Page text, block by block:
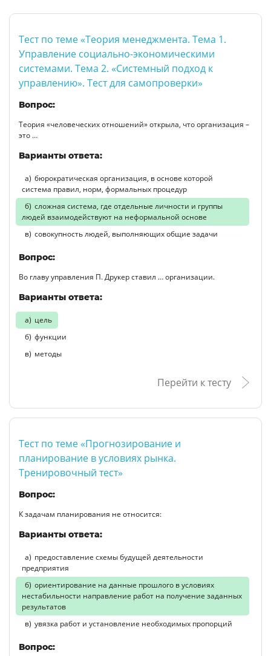
Тест по теме «Теория менеджмента. Тема 1.
Управление социально-экономическими
системами. Тема 2. «Системный подход к
управлению». Тест для самопроверки»
Вопрос:
Теория «человеческих отношений» открыла, что организация –
это …
Варианты ответа:
бюрократическая организация, в основе которой
система правил, норм, формальных процедур
сложная система, где отдельные личности и группы
людей взаимодействуют на неформальной основе
совокупность людей, выполняющих общие задачи
Вопрос:
Во главу управления П. Друкер ставил … организации.
Варианты ответа:
цель
функции
методы
Перейти к тесту
Тест по теме «Прогнозирование и
планирование в условиях рынка.
Тренировочный тест»
Вопрос:
К задачам планирования не относится:
Варианты ответа:
предоставление схемы будущей деятельности
предприятия
ориентирование на данные прошлого в условиях
нестабильности направление работ на получение заданных
результатов
увязка работ и установление необходимых пропорций
Вопрос: